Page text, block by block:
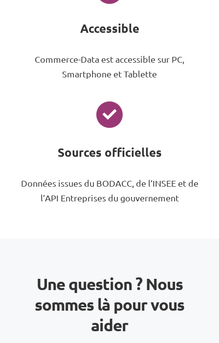
Accessible
Commerce-Data est accessible sur PC,
Smartphone et Tablette
Sources officielles
Données issues du BODACC, de l’INSEE et de
l’API Entreprises du gouvernement
Une question ? Nous
sommes là pour vous
aider